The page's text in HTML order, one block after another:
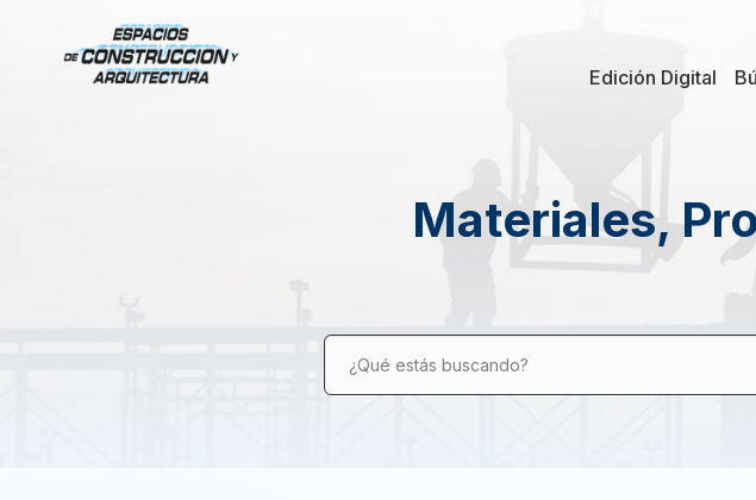
Edición Digital
Materiales,
¿Qué estás buscando?